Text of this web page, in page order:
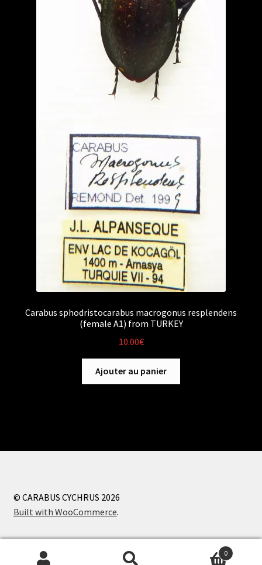
Carabus sphodristocarabus macrogonus resplendens
(female A1) from TURKEY
10.00€
Ajouter au panier
© CARABUS CYCHRUS 2026
Built with WooCommerce.
0